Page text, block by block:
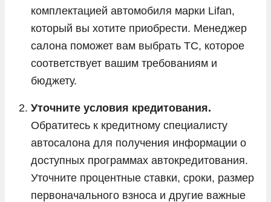
комплектацией автомобиля марки Lifan,
который вы хотите приобрести. Менеджер
салона поможет вам выбрать ТС, которое
соответствует вашим требованиям и
бюджету.
Уточните условия кредитования.
Обратитесь к кредитному специалисту
автосалона для получения информации о
доступных программах автокредитования.
Уточните процентные ставки, сроки, размер
первоначального взноса и другие важные